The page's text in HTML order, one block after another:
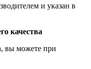
и указан в
качества
вы можете при